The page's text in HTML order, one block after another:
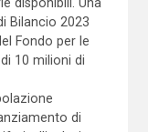
Bilancio 2023
Fondo per le
10 milioni di
di